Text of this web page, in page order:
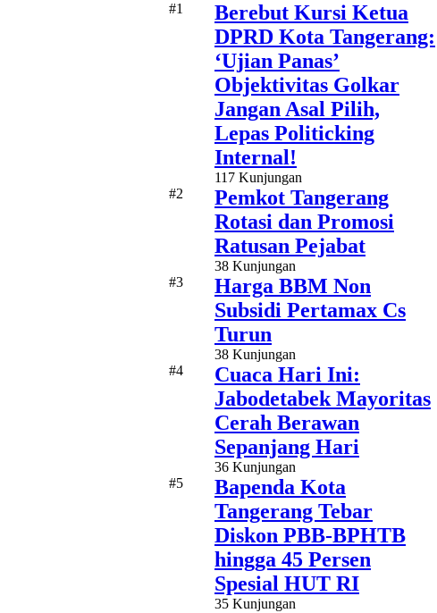
#1
Berebut Kursi Ketua
DPRD Kota Tangerang:
‘Ujian Panas’
Objektivitas Golkar
Jangan Asal Pilih,
Lepas Politicking
Internal!
117 Kunjungan
#2
Pemkot Tangerang
Rotasi dan Promosi
Ratusan Pejabat
38 Kunjungan
#3
Harga BBM Non
Subsidi Pertamax Cs
Turun
38 Kunjungan
#4
Cuaca Hari Ini:
Jabodetabek Mayoritas
Cerah Berawan
Sepanjang Hari
36 Kunjungan
#5
Bapenda Kota
Tangerang Tebar
Diskon PBB-BPHTB
hingga 45 Persen
Spesial HUT RI
35 Kunjungan